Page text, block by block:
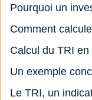
Pourquoi un
Comment
Calcul du TRI
Un exemple
Le TRI, un